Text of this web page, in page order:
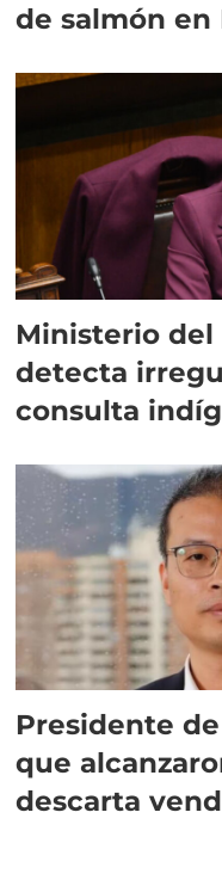
de salmón en
Ministerio
detecta
consulta
Presidente
que
descarta